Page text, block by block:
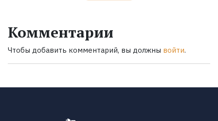
Комментарии
Чтобы добавить комментарий, вы должны войти.